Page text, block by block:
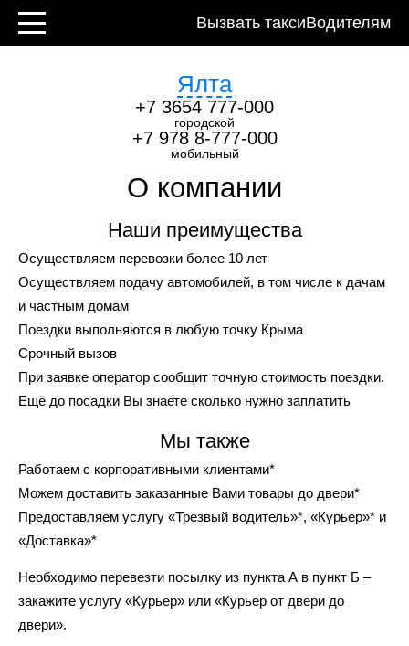
Вызвать таксиВодителям
Ялта
+7 3654 777-000
городской
+7 978 8-777-000
мобильный
Контакты
О компании
Наши преимущества
Осуществляем перевозки более 10 лет
Осуществляем подачу автомобилей, в том числе к дачам
и частным домам
Поездки выполняются в любую точку Крыма
Срочный вызов
При заявке оператор сообщит точную стоимость поездки.
Ещё до посадки Вы знаете сколько нужно заплатить
Мы также
Работаем с корпоративными клиентами*
Можем доставить заказанные Вами товары до двери*
Предоставляем услугу «Трезвый водитель»*, «Курьер»* и
«Доставка»*
Необходимо перевезти посылку из пункта А в пункт Б –
закажите услугу «Курьер» или «Курьер от двери до
двери».